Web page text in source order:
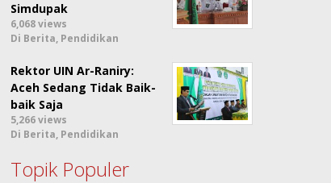
Simdupak
6,068 views
Di Berita, Pendidikan
Rektor UIN Ar-Raniry:
Aceh Sedang Tidak Baik-
baik Saja
5,266 views
Di Berita, Pendidikan
Topik Populer